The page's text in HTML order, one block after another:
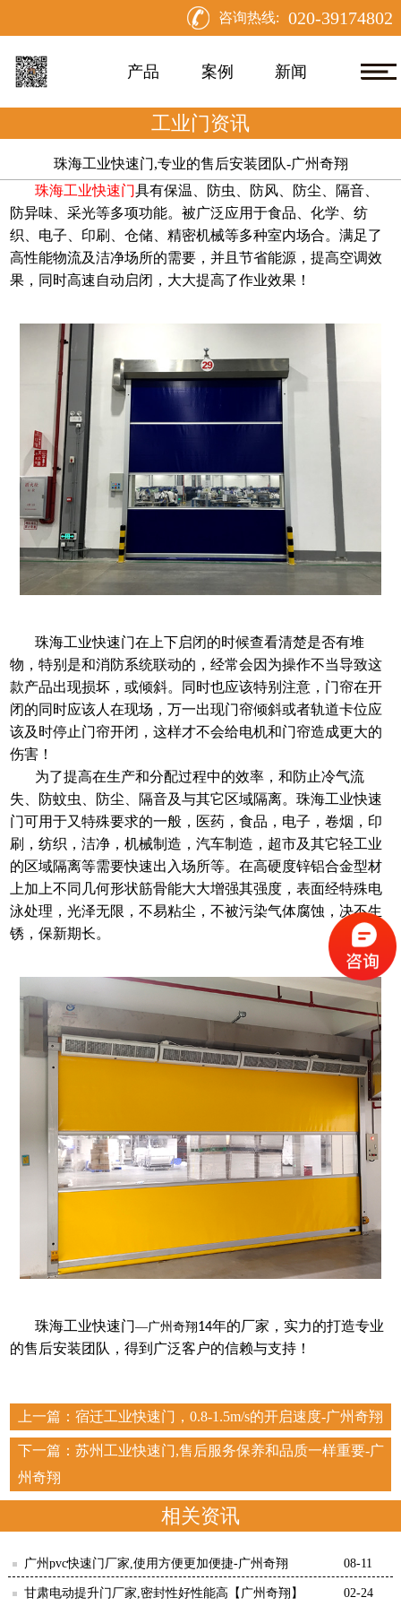
咨询热线: 020-39174802
产品 案例 新闻
工业门资讯
珠海工业快速门,专业的售后安装团队-广州奇翔
珠海工业快速门具有保温、防虫、防风、防尘、隔音、
防异味、采光等多项功能。被广泛应用于食品、化学、纺
织、电子、印刷、仓储、精密机械等多种室内场合。满足了
高性能物流及洁净场所的需要，并且节省能源，提高空调效
果，同时高速自动启闭，大大提高了作业效果！
珠海工业快速门在上下启闭的时候查看清楚是否有堆
物，特别是和消防系统联动的，经常会因为操作不当导致这
款产品出现损坏，或倾斜。 同时也应该特别注意，门帘在开
闭的同时应该人在现场，万一出现门帘倾斜或者轨道卡位应
该及时停止门帘开闭，这样才不会给电机和门帘造成更大的
伤害 ！
为了提高在生产和分配过程中的效率，和防止冷气流
失、防蚊虫、防尘、隔音及与其它区域隔离。珠海工业快速
门可用于又特殊要求的一般，医药，食品，电子，卷烟，印
刷，纺织，洁净，机械制造，汽车制造，超市及其它轻工业
的区域隔离等需要快速出入场所等。在高硬度锌铝合金型材
上加上不同几何形状筋骨能大大增强其强度，表面经特殊电
泳处理，光泽无限，不易粘尘，不被污染气体腐蚀，决不生
锈，保新期长。
珠海工业快速门—广州奇翔 14年的厂家，实力的打造专业
的售后安装团队，得到广泛客户的信赖与支持！
上一篇： 宿迁工业快速门，0.8-1.5m/s的开启速度-广州奇翔
下一篇： 苏州工业快速门,售后服务保养和品质一样重要-广
州奇翔
相关资讯
广州pvc快速门厂家,使用方便更加便捷-广州奇翔 08-11
甘肃电动提升门厂家,密封性好性能高【广州奇翔】 02-24